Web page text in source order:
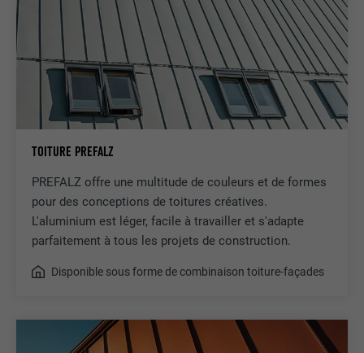
TOITURE PREFALZ
PREFALZ offre une multitude de couleurs et de formes
pour des conceptions de toitures créatives.
L'aluminium est léger, facile à travailler et s'adapte
parfaitement à tous les projets de construction.
Disponible sous forme de combinaison toiture-façades